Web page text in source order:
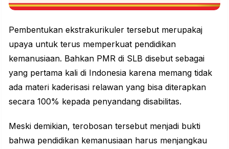
Pembentukan ekstrakurikuler tersebut merupakaj
upaya untuk terus memperkuat pendidikan
kemanusiaan. Bahkan PMR di SLB disebut sebagai
yang pertama kali di Indonesia karena memang tidak
ada materi kaderisasi relawan yang bisa diterapkan
secara 100% kepada penyandang disabilitas.
Meski demikian, terobosan tersebut menjadi bukti
bahwa pendidikan kemanusiaan harus menjangkau